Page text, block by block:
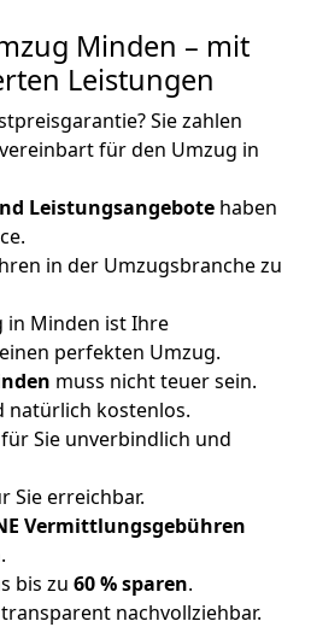
Minden – mit
Leistungen
Sie zahlen
für den Umzug in
Leistungsangebote haben
in der Umzugsbranche zu
in Minden ist Ihre
perfekten Umzug.
muss nicht teuer sein.
natürlich kostenlos.
Sie unverbindlich und
Sie erreichbar.
Vermittlungsgebühren
.
bis zu 60 % sparen.
nachvollziehbar.